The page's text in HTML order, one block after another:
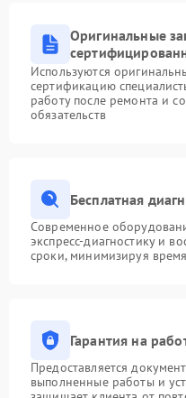
Оригинальные
Используются
сертификацию
работу после ремонта и
обязательств
Бесплатная
Современное
экспресс-диагностику и
сроки, минимизируя
Гарантия на
Предоставляется
выполненные работы и